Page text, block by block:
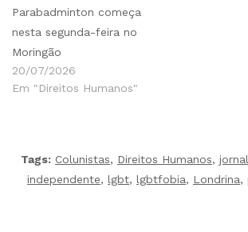
Parabadminton começa
nesta segunda-feira no
Moringão
20/07/2026
Em "Direitos Humanos"
Tags: Colunistas, Direitos Humanos,
independente, lgbt, lgbtfobia, Londrina,